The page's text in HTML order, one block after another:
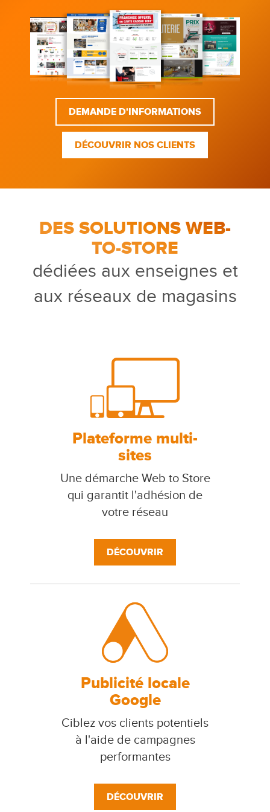
DEMANDE D'INFORMATIONS
DÉCOUVRIR NOS CLIENTS
DES SOLUTIONS WEB-
TO-STORE
dédiées aux enseignes et
aux réseaux de magasins
Plateforme multi-
sites
Une démarche Web to Store
qui garantit l'adhésion de
votre réseau
DÉCOUVRIR
Publicité locale
Google
Ciblez vos clients potentiels
à l'aide de campagnes
performantes
DÉCOUVRIR